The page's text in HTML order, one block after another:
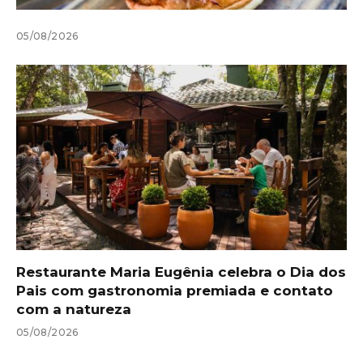
05/08/2026
Restaurante Maria Eugênia celebra o Dia dos
Pais com gastronomia premiada e contato
com a natureza
05/08/2026